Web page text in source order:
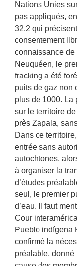
Nations Unies
pas appliqués,
32.2 qui
consentement
connaissance de
Neuquéen, le
fracking a été
puits de gaz non
plus de 1000. La
sur le territoire
près Zapala,
Dans ce
entrée sans
autochtones,
à organiser la
d’études
seul, le premier
d’eau. Il faut
Cour
Pueblo indígena
confirmé la
préalable, donné